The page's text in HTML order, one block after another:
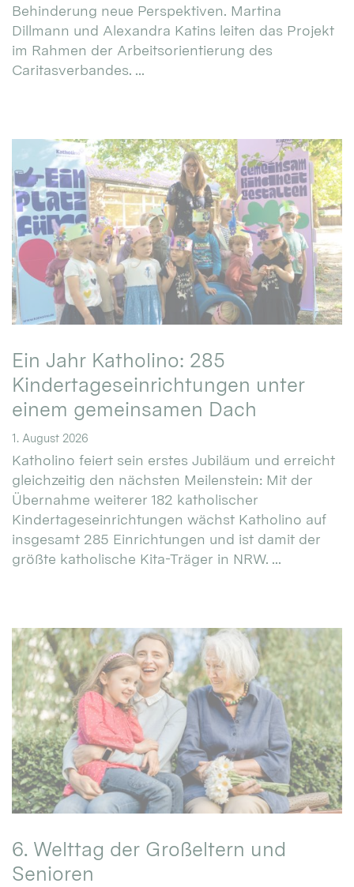
Behinderung neue Perspektiven. Martina
Dillmann und Alexandra Katins leiten das Projekt
im Rahmen der Arbeitsorientierung des
Caritasverbandes. ...
Ein Jahr Katholino: 285
Kindertageseinrichtungen unter
einem gemeinsamen Dach
1. August 2026
Katholino feiert sein erstes Jubiläum und erreicht
gleichzeitig den nächsten Meilenstein: Mit der
Übernahme weiterer 182 katholischer
Kindertageseinrichtungen wächst Katholino auf
insgesamt 285 Einrichtungen und ist damit der
größte katholische Kita-Träger in NRW. ...
6. Welttag der Großeltern und
Senioren